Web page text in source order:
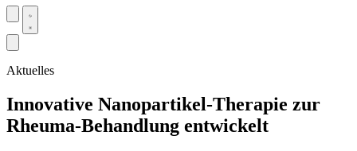
Aktuelles
Innovative Nanopartikel-Therapie zur
Rheuma-Behandlung entwickelt